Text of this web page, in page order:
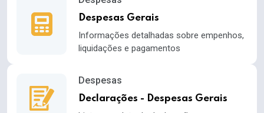
Despesas Gerais
Informações detalhadas sobre empenhos,
liquidações e pagamentos
Despesas
Declarações - Despesas Gerais